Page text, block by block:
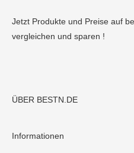
Jetzt Produkte und Preise auf
vergleichen und sparen !
ÜBER BESTN.DE
Informationen